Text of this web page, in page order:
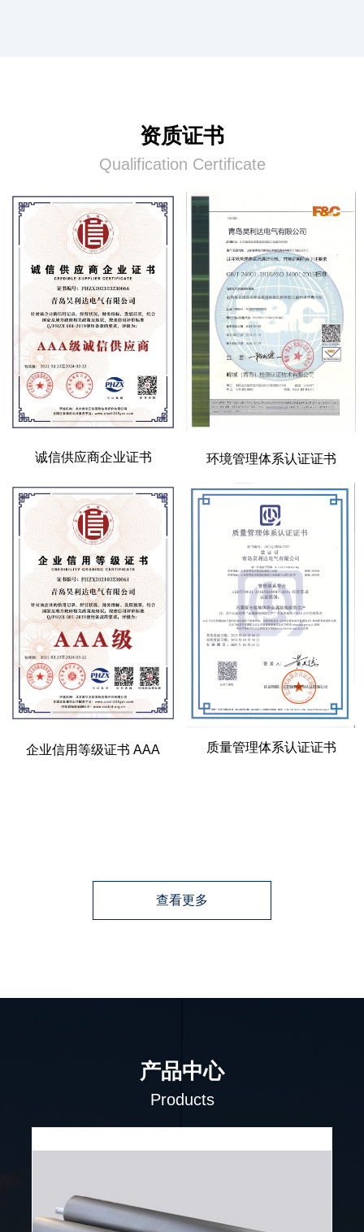
产品中心
Products
资质证书
Qualification Certificate
诚信供应商企业证书 环境管理体系认证证书
企业信用等级证书 AAA 质量管理体系认证证书
查看更多